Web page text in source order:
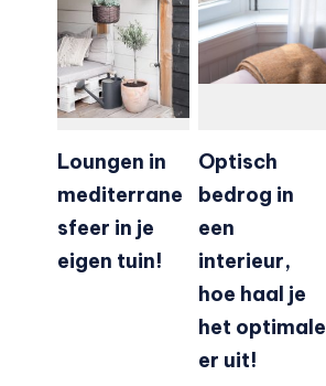
Loungen in
mediterrane
sfeer in je
eigen tuin!
Optisch
bedrog in
een
interieur,
hoe haal je
het optimale
er uit!